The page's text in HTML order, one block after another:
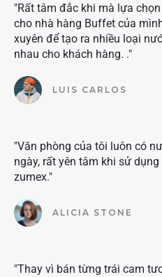
"Rất tâm đắc khi mà lựa
cho nhà hàng Buffet của
xuyên để tạo ra nhiều loại
nhau cho khách hàng. ."
LUIS CARLOS
"Văn phòng của tôi luôn có
ngày, rất yên tâm khi sử
zumex."
ALICIA STONE
"Thay vì bán từng trái cam